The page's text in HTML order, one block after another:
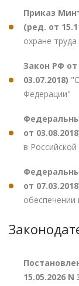
Приказ
(ред. от
охране
Закон РФ от
03.07.2018)
Федерации"
от
в
от
обеспечении
15.05.2026 N